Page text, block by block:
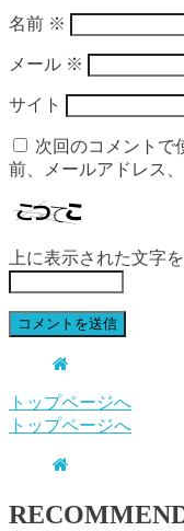
名前 ※
メール ※
サイト
次回のコメントで
前、メールアドレス
上に表示された文字
トップページへ
トップページへ